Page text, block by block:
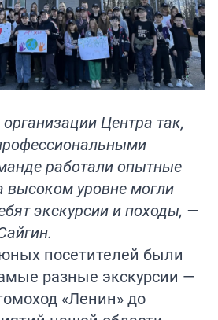
Центра так,
работали опытные
высоком уровне могли
экскурсии и походы, —
посетителей были
разные экскурсии —
«Ленин» до